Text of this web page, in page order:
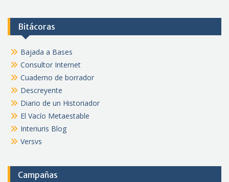
Bitácoras
Bajada a Bases
Consultor Internet
Cuaderno de borrador
Descreyente
Diario de un Historiador
El Vacío Metaestable
Interiuris Blog
Versvs
Campañas